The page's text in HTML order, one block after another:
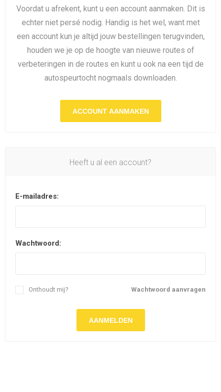
Voordat u afrekent, kunt u een account aanmaken. Dit is
echter niet persé nodig. Handig is het wel, want met
een account kun je altijd jouw bestellingen terugvinden,
houden we je op de hoogte van nieuwe routes of
verbeteringen in de routes en kunt u ook na een tijd de
autospeurtocht nogmaals downloaden.
ACCOUNT AANMAKEN
Heeft u al een account?
E-mailadres:
Wachtwoord:
Wachtwoord aanvragen
Onthoudt mij?
AANMELDEN